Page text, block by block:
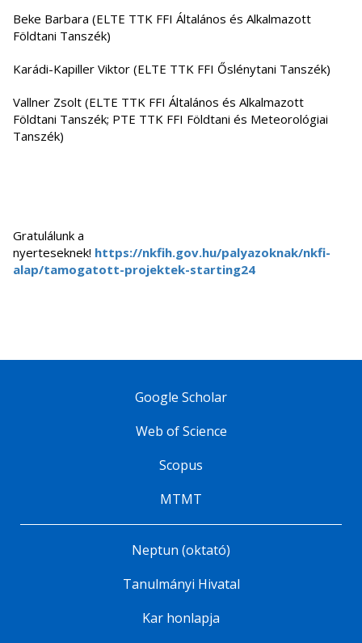
Beke Barbara (ELTE TTK FFI Általános és Alkalmazott
Földtani Tanszék)
Karádi-Kapiller Viktor (ELTE TTK FFI Őslénytani Tanszék)
Vallner Zsolt (ELTE TTK FFI Általános és Alkalmazott
Földtani Tanszék; PTE TTK FFI Földtani és Meteorológiai
Tanszék)
Gratulálunk a
nyerteseknek! https://nkfih.gov.hu/palyazoknak/nkfi-
alap/tamogatott-projektek-starting24
Google Scholar
Web of Science
Scopus
MTMT
Neptun (oktató)
Tanulmányi Hivatal
Kar honlapja